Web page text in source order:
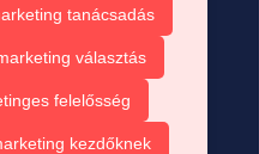
tanácsadás
választás
felelősség
kezdőknek